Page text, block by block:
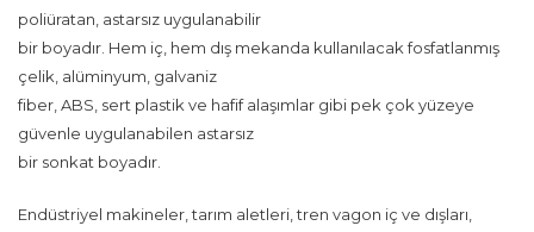
poliüratan, astarsız uygulanabilir
bir boyadır. Hem iç, hem dış mekanda kullanılacak fosfatlanmış
çelik, alüminyum, galvaniz
fiber, ABS, sert plastik ve hafif alaşımlar gibi pek çok yüzeye
güvenle uygulanabilen astarsız
bir sonkat boyadır.
Endüstriyel makineler, tarım aletleri, tren vagon iç ve dışları,